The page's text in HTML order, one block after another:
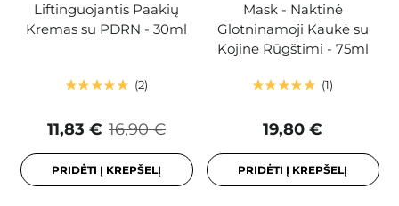
Liftinguojantis Paakių
Kremas su PDRN - 30ml
2
16,90 €
11,83 €
PRIDĖTI Į KREPŠELĮ
Mask - Naktinė
Glotninamoji Kaukė su
Kojine Rūgštimi - 75ml
1
19,80 €
PRIDĖTI Į KREPŠELĮ